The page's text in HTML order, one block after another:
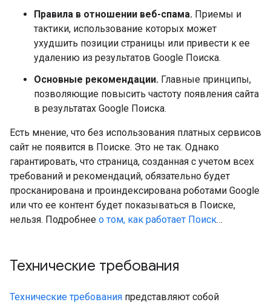
Правила в отношении веб-спама. Приемы и
тактики, использование которых может
ухудшить позиции страницы или привести к ее
удалению из результатов Google Поиска.
Основные рекомендации. Главные принципы,
позволяющие повысить частоту появления сайта
в результатах Google Поиска.
Есть мнение, что без использования платных сервисов
сайт не появится в Поиске. Это не так. Однако
гарантировать, что страница, созданная с учетом всех
требований и рекомендаций, обязательно будет
просканирована и проиндексирована роботами Google
или что ее контент будет показываться в Поиске,
нельзя. Подробнее о том, как работает Поиск…
Технические требования
Технические требования представляют собой